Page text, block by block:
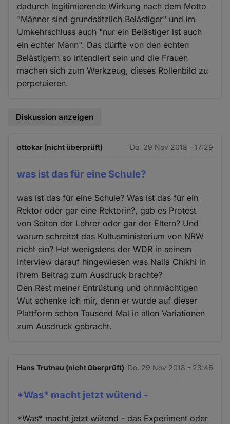
dadurch legitimierende Wirkung nach dem Motto
"Männer sind grundsätzlich Belästiger" und im
Umkehrschluss auch "nur ein Belästiger ist auch
ein echter Mann". Das dürfte von den echten
Belästigern so intendiert sein und die Frauen
machen sich zum Werkzeug, dieses Rollenbild zu
perpetuieren.
Diskussion anzeigen
ottokar (nicht überprüft) Do. 29 Nov 2018 - 17:29
was ist das für eine Schule?
was ist das für eine Schule? Was ist das für ein
Rektor oder gar eine Rektorin?, gab es Protest
von Seiten der Lehrer oder gar der Eltern? Und
warum schreitet das Kultusministerium von NRW
nicht ein? Hat wenigstens der WDR in seinem
Interview darauf hingewiesen was Naila Chikhi in
ihrem Beitrag zum Ausdruck brachte?
Den Rest meiner Entrüstung und ohnmächtigen
Wut schenke ich mir, denn er wurde auf dieser
Plattform schon Tausend Mal in allen Variationen
zum Ausdruck gebracht.
Hans Trutnau (nicht überprüft) Do. 29 Nov 2018 - 23:46
*Was* macht jetzt wütend -
*Was* macht jetzt wütend - das Experiment oder